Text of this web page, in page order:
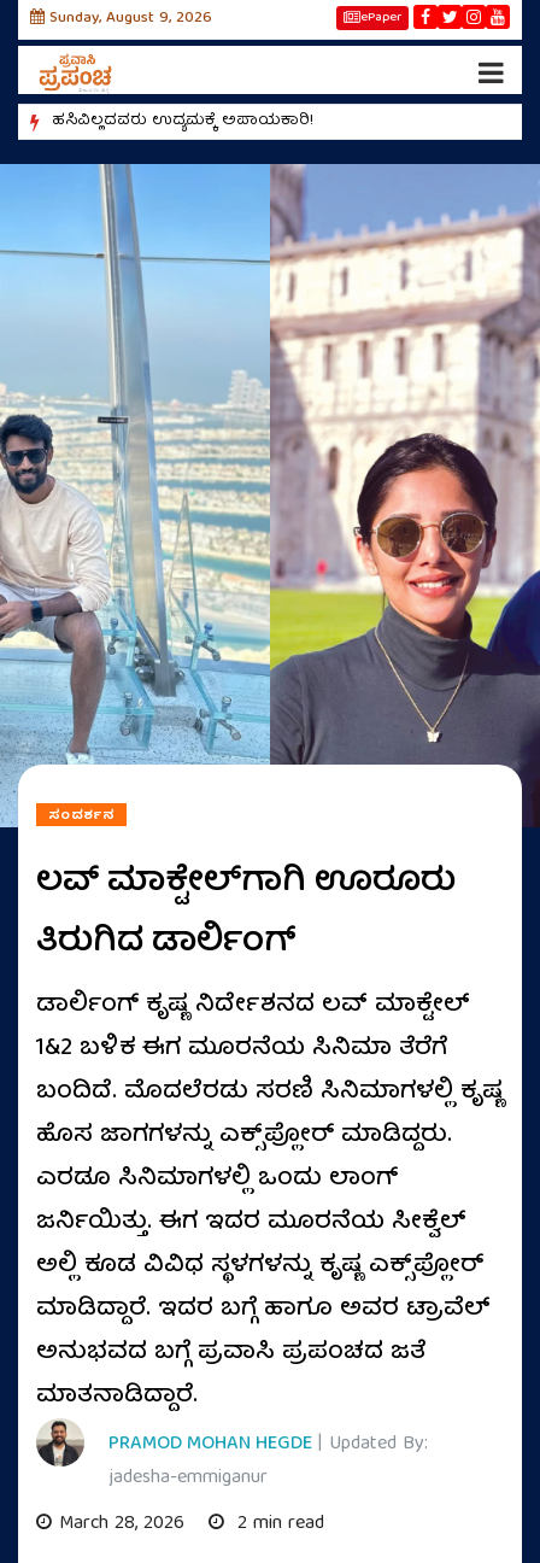
Sunday, August 9, 2026 ePaper
ಹಸಿವಿಲ್ಲದವರು ಉದ್ಯಮಕ್ಕೆ ಅಪಾಯಕಾರಿ!
ಸಂದರ್ಶನ
ಲವ್‌ ಮಾಕ್ಟೇಲ್‌ಗಾಗಿ ಊರೂರು
ತಿರುಗಿದ ಡಾರ್ಲಿಂಗ್‌
ಡಾರ್ಲಿಂಗ್‌ ಕೃಷ್ಣ ನಿರ್ದೇಶನದ ಲವ್‌ ಮಾಕ್ಟೇಲ್‌
1&2 ಬಳಿಕ ಈಗ ಮೂರನೆಯ ಸಿನಿಮಾ ತೆರೆಗೆ
ಬಂದಿದೆ. ಮೊದಲೆರಡು ಸರಣಿ ಸಿನಿಮಾಗಳಲ್ಲಿ ಕೃಷ್ಣ
ಹೊಸ ಜಾಗಗಳನ್ನು ಎಕ್ಸ್‌ಪ್ಲೋರ್‌ ಮಾಡಿದ್ದರು.
ಎರಡೂ ಸಿನಿಮಾಗಳಲ್ಲಿ ಒಂದು ಲಾಂಗ್
ಜರ್ನಿಯಿತ್ತು. ಈಗ ಇದರ ಮೂರನೆಯ ಸೀಕ್ವೆಲ್‌
ಅಲ್ಲಿ ಕೂಡ ವಿವಿಧ ಸ್ಥಳಗಳನ್ನು ಕೃಷ್ಣ ಎಕ್ಸ್‌ಪ್ಲೋರ್‌
ಮಾಡಿದ್ದಾರೆ. ಇದರ ಬಗ್ಗೆ ಹಾಗೂ ಅವರ ಟ್ರಾವೆಲ್‌
ಅನುಭವದ ಬಗ್ಗೆ ಪ್ರವಾಸಿ ಪ್ರಪಂಚದ ಜತೆ
ಮಾತನಾಡಿದ್ದಾರೆ.
PRAMOD MOHAN HEGDE| Updated By:
jadesha-emmiganur
March 28, 2026
2 min read